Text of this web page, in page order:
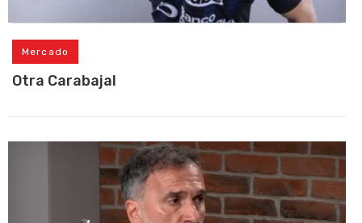
Mercado
Otra Carabajal